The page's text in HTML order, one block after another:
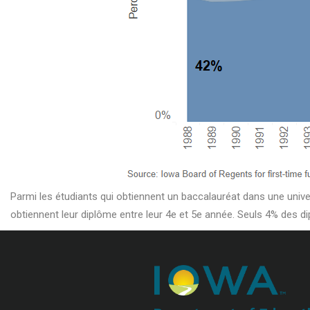
Parmi les étudiants qui obtiennent un baccalauréat dans une
obtiennent leur diplôme entre leur 4e et 5e année. Seuls 4% des